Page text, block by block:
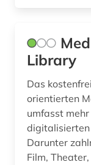
Library
Das
orientierten
umfasst
digitalisierten
Darunter
Film, Theater, Radio: •